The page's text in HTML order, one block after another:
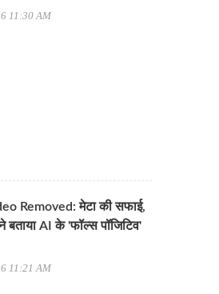
11:30 AM
Removed: मेटा की सफाई,
बताया AI के 'फॉल्स पॉजिटिव'
11:21 AM